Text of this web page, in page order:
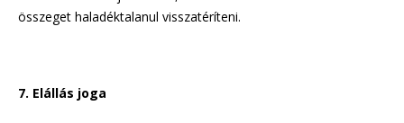
összeget haladéktalanul visszatéríteni.
7. Elállás joga